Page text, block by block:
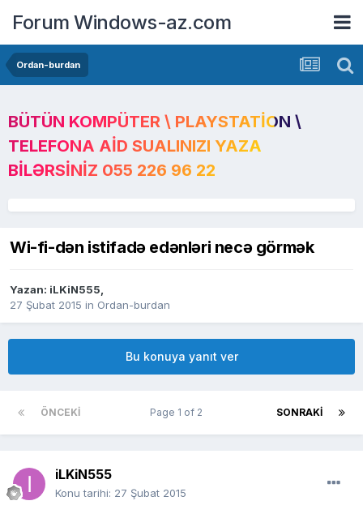
Forum Windows-az.com
Ordan-burdan
BÜTÜN KOMPÜTER \ PLAYSTATION \
TELEFONA AID SUALINIZI YAZA
BILƏRSINIZ 055 226 96 22
Wi-fi-dən istifadə edənləri necə görmək
Yazan: iLKiN555,
27 Şubat 2015 in Ordan-burdan
Bu konuya yanıt ver
ÖNCEKI SONRAKI
Page 1 of 2
iLKiN555
Konu tarihi: 27 Şubat 2015